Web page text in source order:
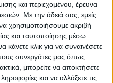
και περιεχομένου, έρευνα
Με την άδειά σας, εμείς
χρησιμοποιήσουμε ακριβή
και ταυτοποίησης μέσω
κλικ για να συναινέσετε
συνεργάτες μας όπως
μπορείτε να αποκτήσετε
και να αλλάξετε τις
ΕΠΟΜΕΝΟ ΑΡΘΡΟ
Εργαζόμενους μέσω ΟΑΕΔ θα
προσλάβει ο Δήμος
Μουζακίου